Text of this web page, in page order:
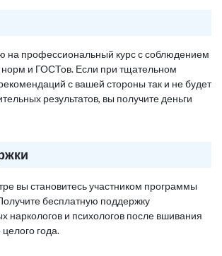
на профессиональный курс с соблюдением
норм и ГОСТов. Если при тщательном
с вашей стороны так и не будет
результатов, вы получите деньги
вы становитесь участником программы
бесплатную поддержку
наркологов и психологов после вшивания
года.